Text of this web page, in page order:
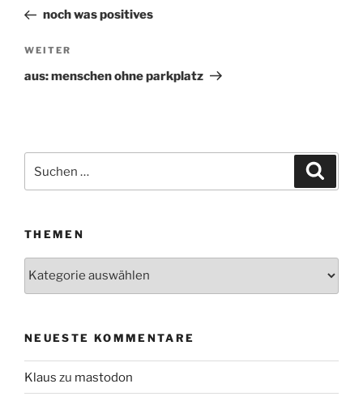
Beitrag
noch was positives
Nächster
Beitrag
WEITER
aus: menschen ohne parkplatz
nach:
THEMEN
Themen
NEUESTE KOMMENTARE
Klaus zu mastodon